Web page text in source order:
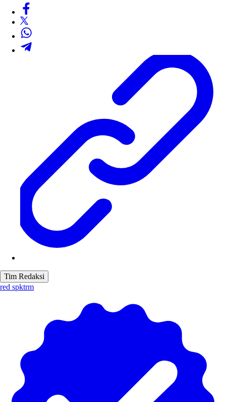
Tim Redaksi
red spktrm